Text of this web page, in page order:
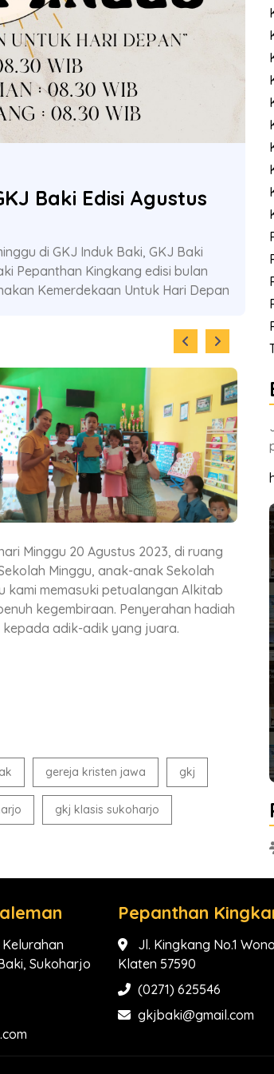
Baki Edisi Agustus
di GKJ Induk Baki, GKJ Baki
Pepanthan Kingkang edisi bulan
Kemerdekaan Untuk Hari Depan
minggu melakukan aktivitas
mendengarkan firman Tuhan.
gereja kristen jawa gkj
gkj klasis sukoharjo
Sukoharjo
Pepanthan
Jl. Kingkang No.1
Klaten 57590
(0271) 625546
gkjbaki@gmail.com